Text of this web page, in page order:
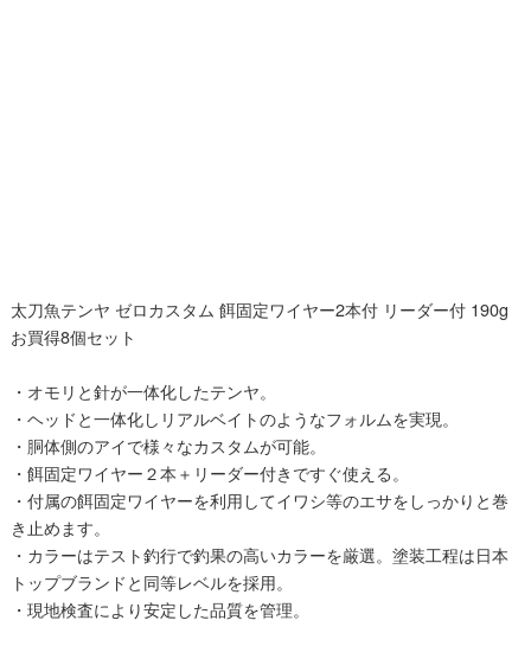
太刀魚テンヤ ゼロカスタム 餌固定ワイヤー2本付 リーダー付 190g
お買得8個セット
・オモリと針が一体化したテンヤ。
・ヘッドと一体化しリアルベイトのようなフォルムを実現。
・胴体側のアイで様々なカスタムが可能。
・餌固定ワイヤー２本＋リーダー付きですぐ使える。
・付属の餌固定ワイヤーを利用してイワシ等のエサをしっかりと巻
き止めます。
・カラーはテスト釣行で釣果の高いカラーを厳選。塗装工程は日本
トップブランドと同等レベルを採用。
・現地検査により安定した品質を管理。